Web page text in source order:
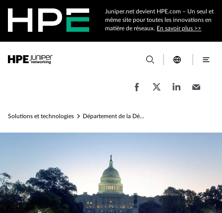
Juniper.net devient HPE.com – Un seul et
même site pour toutes les innovations en
matière de réseaux. En savoir plus >>
Solutions et technologies Département de la Défense de l'administration publique des États-Unis